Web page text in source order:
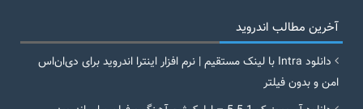
آخرین مطالب اندروید
دانلود Intra با لینک مستقیم | نرم افزار اینترا اندروید برای دی‌ان‌اس
امن و بدون فیلتر